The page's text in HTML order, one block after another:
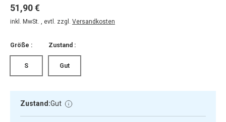
51,90 €
inkl. MwSt. , evtl. zzgl. Versandkosten
Größe :
S
Zustand :
Gut
Zustand:Gut